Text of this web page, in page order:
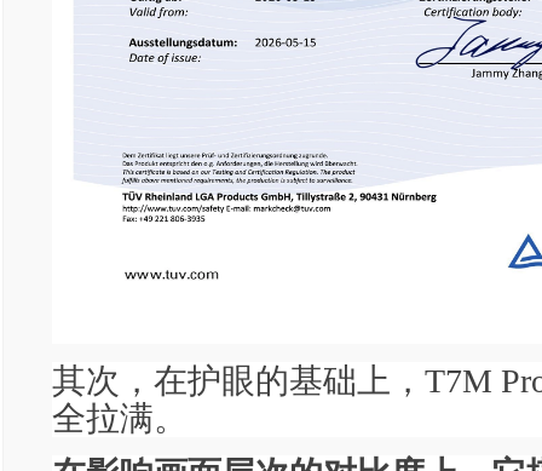
其次，在护眼的基础上，T7M
全拉满。